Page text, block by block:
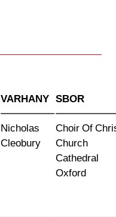
VARHANY SBOR
Nicholas
Cleobury
Choir Of
Church
Cathedral
Oxford